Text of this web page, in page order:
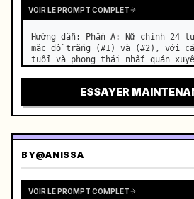
VOIR LE PROMPT COMPLET
Hướng dẫn: Phần A: Nữ chính 24
mặc đồ trắng (#1) và (#2), với
tuổi và phong thái nhất quán
ESSAYER
BY@ANISSA
VOIR LE PROMPT COMPLET